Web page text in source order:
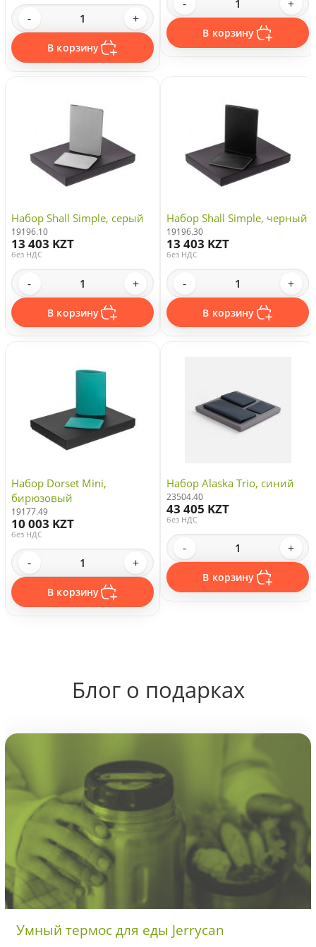
- +
В корзину
- +
В корзину
Набор Shall Simple, серый
19196.10
13 403 KZT
без НДС
- +
В корзину
Набор Shall Simple, черный
19196.30
13 403 KZT
без НДС
- +
В корзину
Набор Dorset Mini,
бирюзовый
19177.49
10 003 KZT
без НДС
- +
В корзину
Набор Alaska Trio, синий
23504.40
43 405 KZT
без НДС
- +
В корзину
Блог о подарках
Умный термос для еды Jerrycan